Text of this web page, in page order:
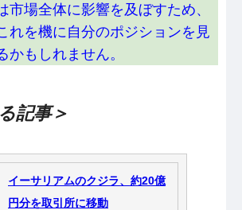
市場全体に影響を及ぼすため、
れを機に自分のポジションを見
かもしれません。
記事＞
イーサリアムのクジラ、約20億
円分を取引所に移動